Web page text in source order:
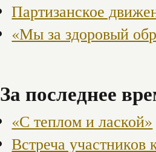
Партизанское
«Мы за здоровый
За последнее
«С теплом и лаской»
Встреча участников